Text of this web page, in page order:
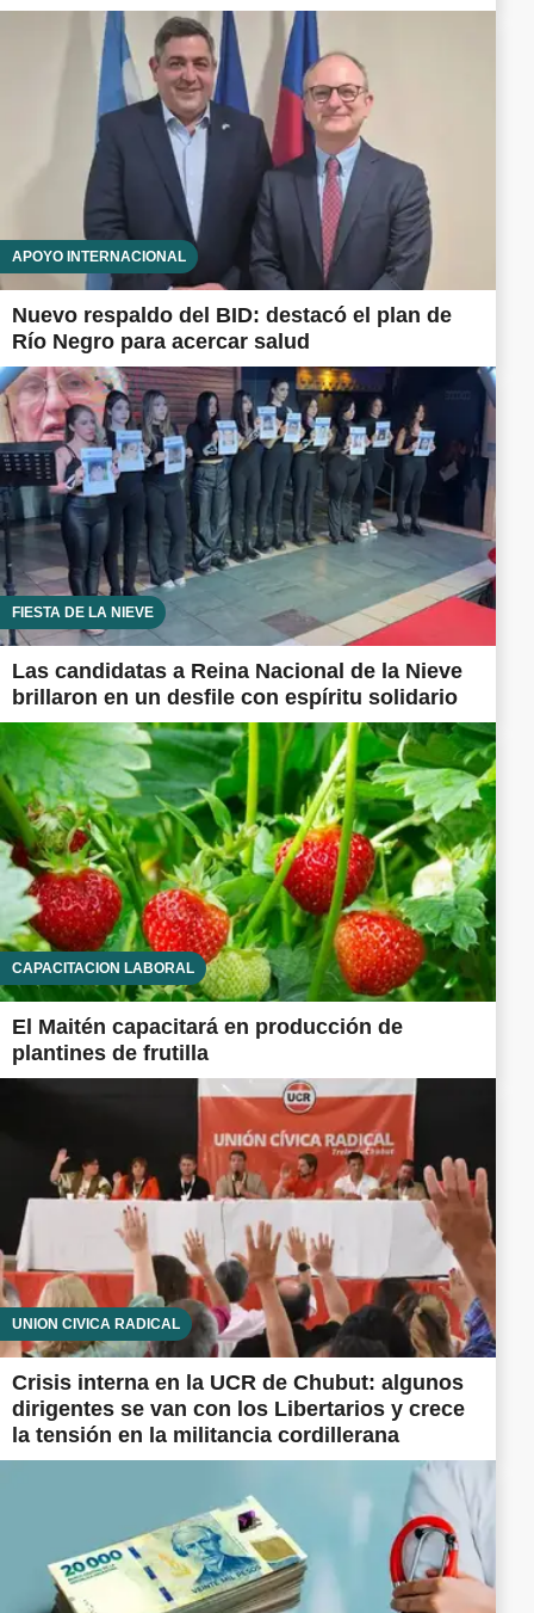
APOYO INTERNACIONAL
Nuevo respaldo del BID: destacó el plan de
Río Negro para acercar salud
FIESTA DE LA NIEVE
Las candidatas a Reina Nacional de la Nieve
brillaron en un desfile con espíritu solidario
CAPACITACIÓN LABORAL
El Maitén capacitará en producción de
plantines de frutilla
UNIÓN CÍVICA RADICAL
Crisis interna en la UCR de Chubut: algunos
dirigentes se van con los Libertarios y crece
la tensión en la militancia cordillerana